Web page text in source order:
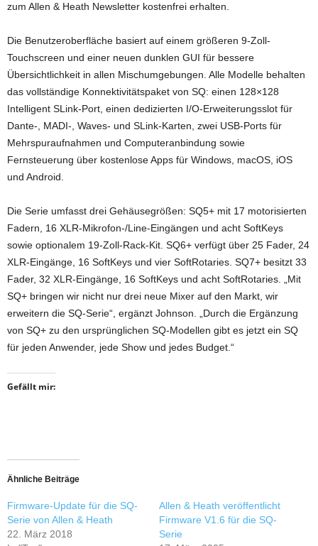
zum Allen & Heath Newsletter kostenfrei erhalten.
Die Benutzeroberfläche basiert auf einem größeren 9-Zoll-
Touchscreen und einer neuen dunklen GUI für bessere
Übersichtlichkeit in allen Mischumgebungen. Alle Modelle behalten
das vollständige Konnektivitätspaket von SQ: einen 128×128
Intelligent SLink-Port, einen dedizierten I/O-Erweiterungsslot für
Dante-, MADI-, Waves- und SLink-Karten, zwei USB-Ports für
Mehrspuraufnahmen und Computeranbindung sowie
Fernsteuerung über kostenlose Apps für Windows, macOS, iOS
und Android.
Die Serie umfasst drei Gehäusegrößen: SQ5+ mit 17 motorisierten
Fadern, 16 XLR-Mikrofon-/Line-Eingängen und acht SoftKeys
sowie optionalem 19-Zoll-Rack-Kit. SQ6+ verfügt über 25 Fader, 24
XLR-Eingänge, 16 SoftKeys und vier SoftRotaries. SQ7+ besitzt 33
Fader, 32 XLR-Eingänge, 16 SoftKeys und acht SoftRotaries. „Mit
SQ+ bringen wir nicht nur drei neue Mixer auf den Markt, wir
erweitern die SQ-Serie“, ergänzt Johnson. „Durch die Ergänzung
von SQ+ zu den ursprünglichen SQ-Modellen gibt es jetzt ein SQ
für jeden Anwender, jede Show und jedes Budget.“
Gefällt mir:
Ähnliche Beiträge
Firmware-Update für die SQ-
Serie von Allen & Heath
22. März 2018
Allen & Heath veröffentlicht
Firmware V1.6 für die SQ-
Serie